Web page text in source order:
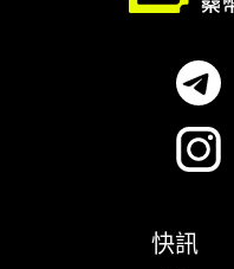
快訊